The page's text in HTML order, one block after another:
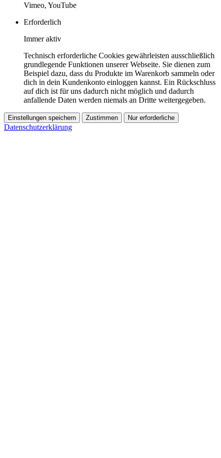
Vimeo, YouTube
Erforderlich
Immer aktiv
Technisch erforderliche Cookies gewährleisten ausschließlich
grundlegende Funktionen unserer Webseite. Sie dienen zum
Beispiel dazu, dass du Produkte im Warenkorb sammeln oder
dich in dein Kundenkonto einloggen kannst. Ein Rückschluss
auf dich ist für uns dadurch nicht möglich und dadurch
anfallende Daten werden niemals an Dritte weitergegeben.
Einstellungen speichern Zustimmen Nur erforderliche
Datenschutzerklärung